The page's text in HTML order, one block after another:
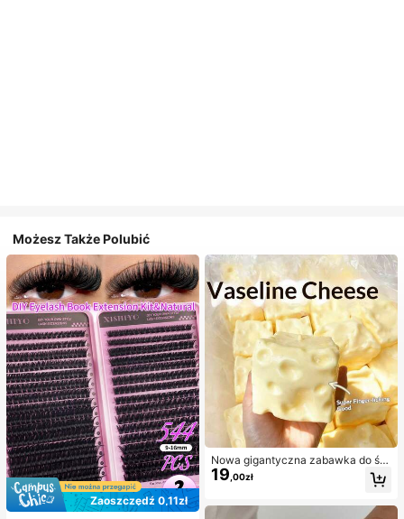
Możesz Także Polubić
Zaoszczędź 0,11zł
Nowa gigantyczna zabawka do ści
skania w kształcie sera z nadzienie
m, kwadratowa piłka serowa do ści
a, powolne odbijanie, obudowa z T
19,00zł